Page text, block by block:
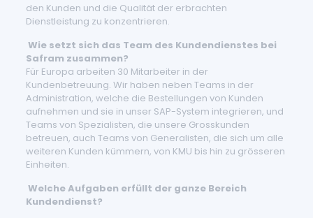
den Kunden und die Qualität der erbrachten
Dienstleistung zu konzentrieren.
Wie setzt sich das Team des Kundendienstes bei
Safram zusammen?
Für Europa arbeiten 30 Mitarbeiter in der
Kundenbetreuung. Wir haben neben Teams in der
Administration, welche die Bestellungen von Kunden
aufnehmen und sie in unser SAP-System integrieren, und
Teams von Spezialisten, die unsere Grosskunden
betreuen, auch Teams von Generalisten, die sich um alle
weiteren Kunden kümmern, von KMU bis hin zu grösseren
Einheiten.
Welche Aufgaben erfüllt der ganze Bereich
Kundendienst?